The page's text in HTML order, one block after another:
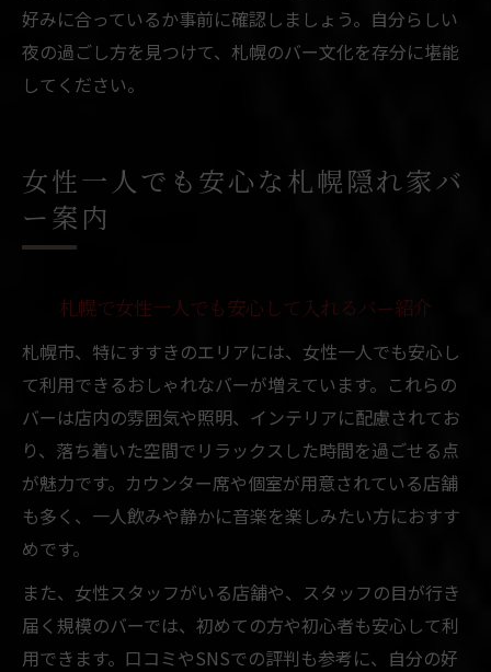
好みに合っているか事前に確認しましょう。自分らしい
夜の過ごし方を見つけて、札幌のバー文化を存分に堪能
してください。
女性一人でも安心な札幌隠れ家バ
ー案内
札幌で女性一人でも安心して入れるバー紹介
札幌市、特にすすきのエリアには、女性一人でも安心し
て利用できるおしゃれなバーが増えています。これらの
バーは店内の雰囲気や照明、インテリアに配慮されてお
り、落ち着いた空間でリラックスした時間を過ごせる点
が魅力です。カウンター席や個室が用意されている店舗
も多く、一人飲みや静かに音楽を楽しみたい方におすす
めです。
また、女性スタッフがいる店舗や、スタッフの目が行き
届く規模のバーでは、初めての方や初心者も安心して利
用できます。口コミやSNSでの評判も参考に、自分の好